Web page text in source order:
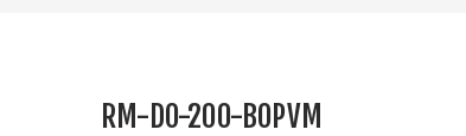
RM-DO-200-BOPVM